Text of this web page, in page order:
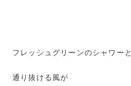
フレッシュグリーンのシャワーと
通り抜ける風が